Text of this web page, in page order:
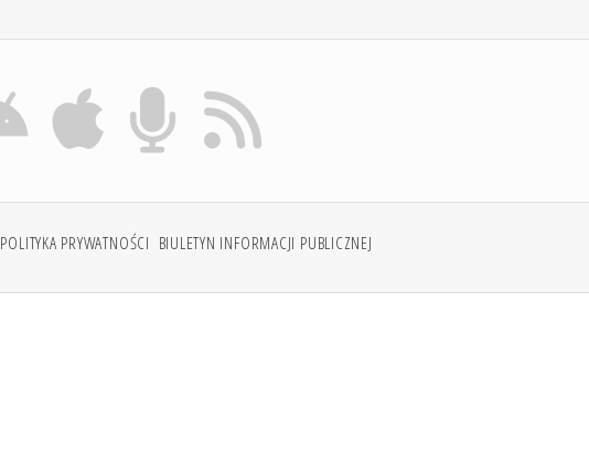
POLITYKA PRYWATNOŚCI BIULETYN INFORMACJI PUBLICZNEJ